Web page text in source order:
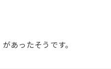
あったそうです。